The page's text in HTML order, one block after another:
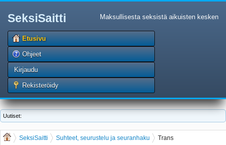
SeksiSaitti Maksullisesta seksistä aikuisten kesken
Etusivu
Ohjeet
Kirjaudu
Rekisteröidy
Uutiset:
SeksiSaitti Suhteet, seurustelu ja seuranhaku Trans